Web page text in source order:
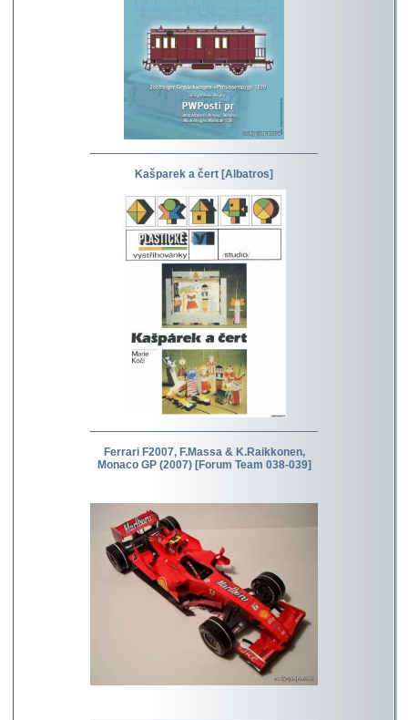
Kašparek a čert [Albatros]
Ferrari F2007, F.Massa & K.Raikkonen,
Monaco GP (2007) [Forum Team 038-039]